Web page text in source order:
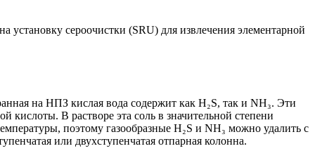
установку сероочистки (SRU) для извлечения элементарной
на НПЗ кислая вода содержит как H₂S, так и NH₃. Эти
В растворе эта соль в значительной степени
поэтому газообразные H₂S и NH₃ можно удалить с
или двухступенчатая отпарная колонна.